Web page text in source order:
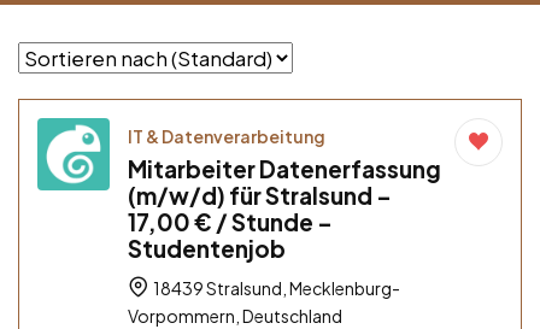
IT & Datenverarbeitung
Mitarbeiter Datenerfassung
(m/w/d) für Stralsund –
17,00 € / Stunde –
Studentenjob
18439 Stralsund, Mecklenburg-
Vorpommern, Deutschland